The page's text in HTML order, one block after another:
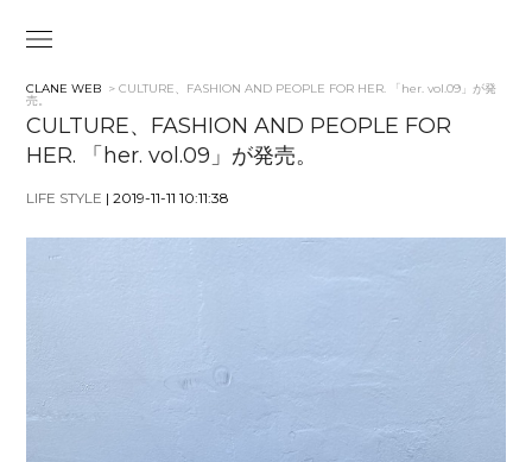
CLANE WEB > CULTURE、FASHION AND PEOPLE FOR HER. 「her. vol.09」が発
売。
CULTURE、FASHION AND PEOPLE FOR
HER. 「her. vol.09」が発売。
LIFE STYLE | 2019-11-11 10:11:38